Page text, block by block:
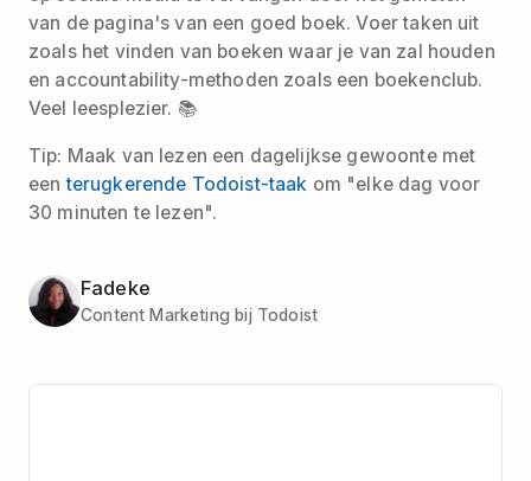
van de pagina's van een goed boek. Voer taken uit
zoals het vinden van boeken waar je van zal houden
en accountability-methoden zoals een boekenclub.
Veel leesplezier. 📚
Tip: Maak van lezen een dagelijkse gewoonte met
eenterugkerende Todoist-taak om "elke dag voor
30 minuten te lezen".
Fadeke
Content Marketing bij Todoist